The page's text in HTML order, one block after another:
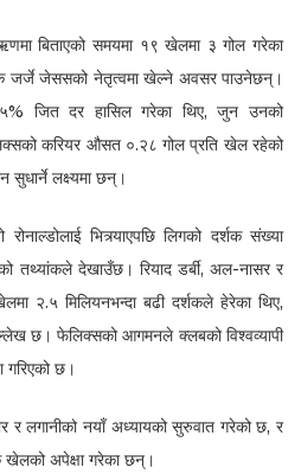
बिताएको समयमा १९ खेलमा ३ गोल गरेका
जर्जे जेससको नेतृत्वमा खेल्ने अवसर पाउनेछन्।
जित दर हासिल गरेका थिए, जुन उनको
करियर औसत ०.२८ गोल प्रति खेल रहेको
सुधार्ने लक्ष्यमा छन्।
भित्र्याएपछि लिगको दर्शक संख्या
तथ्यांकले देखाउँछ। रियाद डर्बी, अल-नासर र
२.५ मिलियनभन्दा बढी दर्शकले हेरेका थिए,
छ। फेलिक्सको आगमनले क्लबको विश्वव्यापी
गरिएको छ।
र लगानीको नयाँ अध्यायको सुरुवात गरेको छ, र
खेलको अपेक्षा गरेका छन्।